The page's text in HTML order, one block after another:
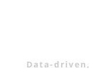
Data-